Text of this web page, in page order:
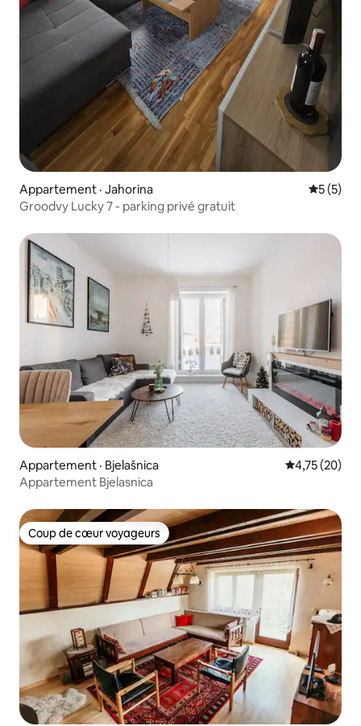
Appartement · Jahorina Note
5 (5)
Groodvy Lucky 7 - parking privé gratuit
Appartement · Bjelašnica Note
4,75 (20)
Appartement Bjelasnica
Coup de cœur voyageurs
Coup de cœur voyageurs